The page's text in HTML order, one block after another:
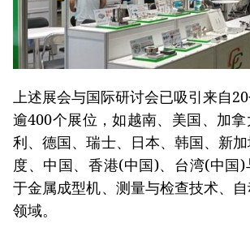
上述展会与国际研讨会已吸引来自
逾400个展位，如越南、美国、加
利、德国、瑞士、日本、韩国、新
度、中国、香港(中国)、台湾(中国)
于金属成型机、测量与检查技术、
领域。